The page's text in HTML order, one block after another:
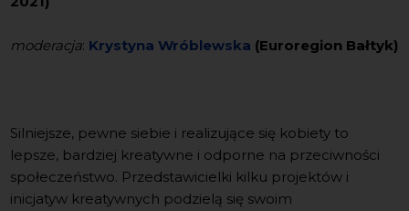
moderacja: Krystyna Wróblewska (Euroregion Bałtyk)
Silniejsze, pewne siebie i realizujące się kobiety to
lepsze, bardziej kreatywne i odporne na przeciwności
społeczeństwo. Przedstawicielki kilku projektów i
inicjatyw kreatywnych podzielą się swoim